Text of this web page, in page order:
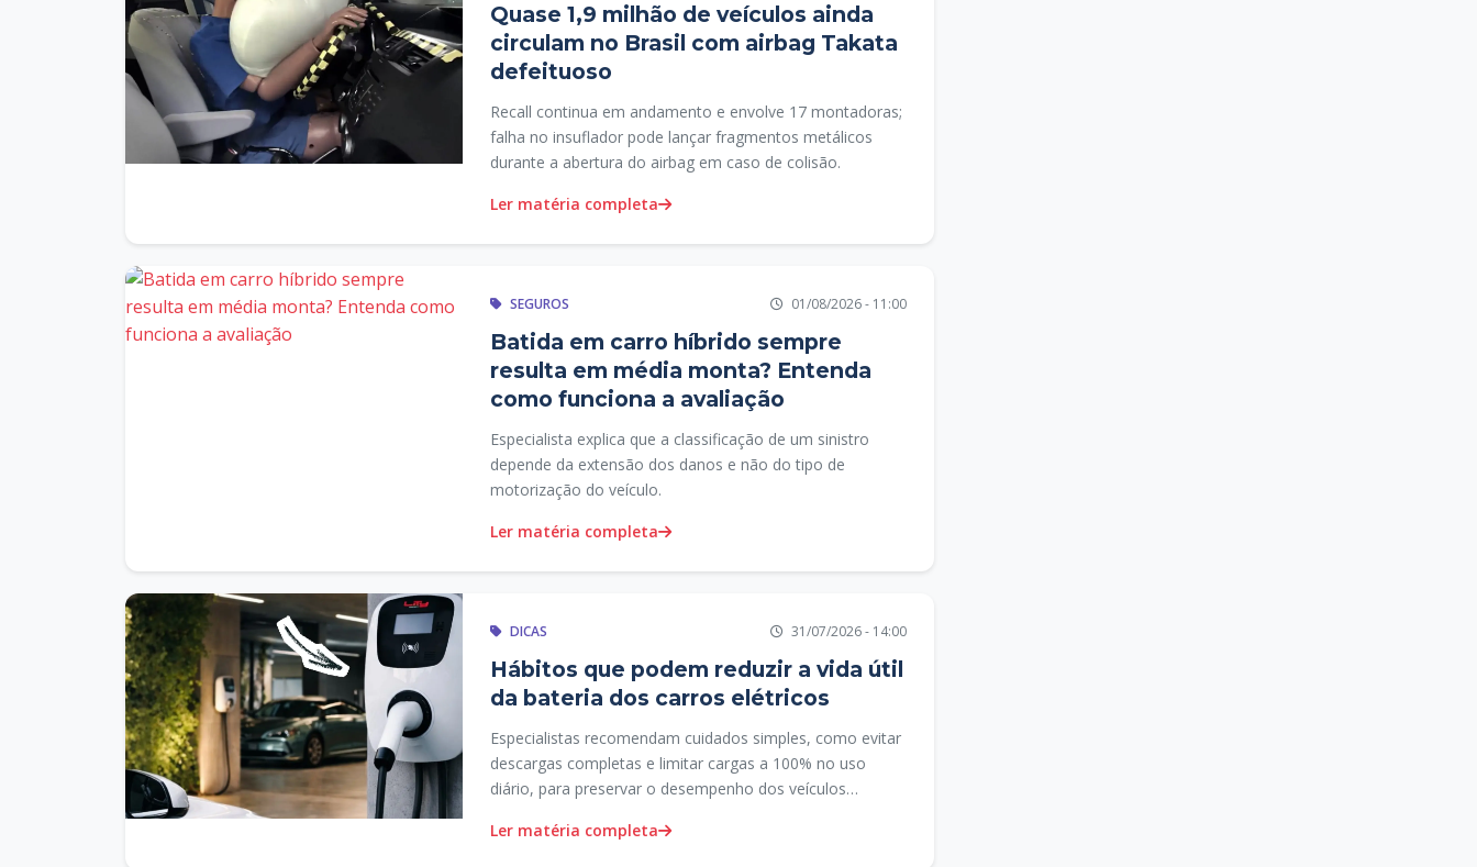
Quase 1,9 milhão de veículos ainda
circulam no Brasil com airbag Takata
defeituoso
Recall continua em andamento e envolve 17 montadoras;
falha no insuflador pode lançar fragmentos metálicos
durante a abertura do airbag em caso de colisão.
Ler matéria completa
SEGUROS 01/08/2026 - 11:00
Batida em carro híbrido sempre
resulta em média monta? Entenda
como funciona a avaliação
Especialista explica que a classificação de um sinistro
depende da extensão dos danos e não do tipo de
motorização do veículo.
Ler matéria completa
DICAS 31/07/2026 - 14:00
Hábitos que podem reduzir a vida útil
da bateria dos carros elétricos
Especialistas recomendam cuidados simples, como evitar
descargas completas e limitar cargas a 100% no uso
diário, para preservar o desempenho dos veículos
Ler matéria completa